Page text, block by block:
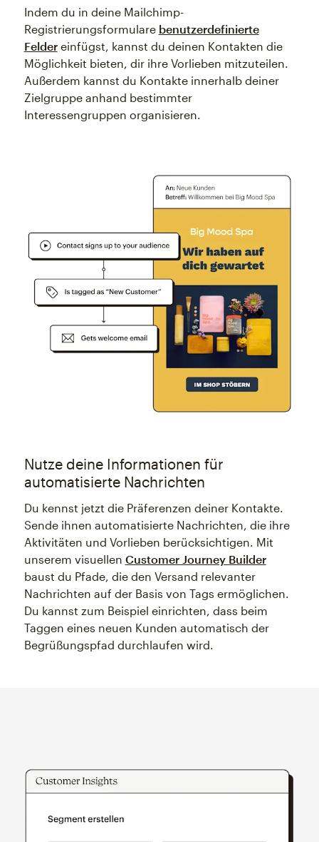
Indem du in deine Mailchimp-
Registrierungsformulare benutzerdefinierte
Feldereinfügst, kannst du deinen Kontakten die
Möglichkeit bieten, dir ihre Vorlieben mitzuteilen.
Außerdem kannst du Kontakte innerhalb deiner
Zielgruppe anhand bestimmter
Interessengruppen organisieren.
Nutze deine Informationen für
automatisierte Nachrichten
Du kennst jetzt die Präferenzen deiner Kontakte.
Sende ihnen automatisierte Nachrichten, die ihre
Aktivitäten und Vorlieben berücksichtigen. Mit
unserem visuellen Customer Journey Builder
baust du Pfade, die den Versand relevanter
Nachrichten auf der Basis von Tags ermöglichen.
Du kannst zum Beispiel einrichten, dass beim
Taggen eines neuen Kunden automatisch der
Begrüßungspfad durchlaufen wird.